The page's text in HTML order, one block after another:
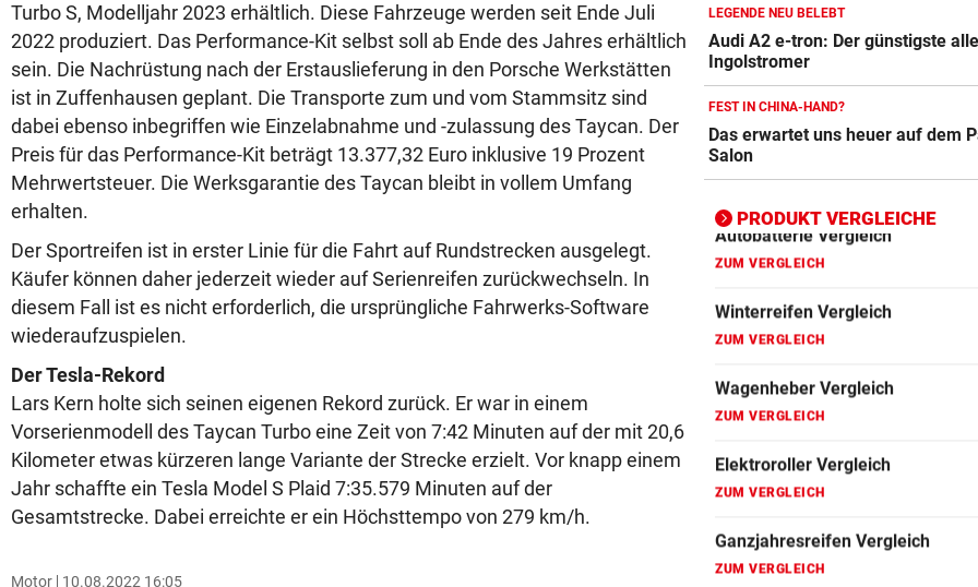
Turbo S, Modelljahr 2023 erhältlich. Diese Fahrzeuge werden seit Ende Juli
2022 produziert. Das Performance-Kit selbst soll ab Ende des Jahres erhältlich
sein. Die Nachrüstung nach der Erstauslieferung in den Porsche Werkstätten
ist in Zuffenhausen geplant. Die Transporte zum und vom Stammsitz sind
dabei ebenso inbegriffen wie Einzelabnahme und -zulassung des Taycan. Der
Preis für das Performance-Kit beträgt 13.377,32 Euro inklusive 19 Prozent
Mehrwertsteuer. Die Werksgarantie des Taycan bleibt in vollem Umfang
erhalten.
Der Sportreifen ist in erster Linie für die Fahrt auf Rundstrecken ausgelegt.
Käufer können daher jederzeit wieder auf Serienreifen zurückwechseln. In
diesem Fall ist es nicht erforderlich, die ursprüngliche Fahrwerks-Software
wiederaufzuspielen.
Der Tesla-Rekord
Lars Kern holte sich seinen eigenen Rekord zurück. Er war in einem
Vorserienmodell des Taycan Turbo eine Zeit von 7:42 Minuten auf der mit 20,6
Kilometer etwas kürzeren lange Variante der Strecke erzielt. Vor knapp einem
Jahr schaffte ein Tesla Model S Plaid 7:35.579 Minuten auf der
Gesamtstrecke. Dabei erreichte er ein Höchsttempo von 279 km/h.
Motor 10.08.2022 16:05
LEGENDE NEU BELEBT
Audi A2 e-tron: Der günstigste
Ingolstromer
FEST IN CHINA-HAND?
Das erwartet uns heuer auf dem
Salon
PRODUKT VERGLEICHE
Wagenheber Vergleich
ZUM VERGLEICH
Elektroroller Vergleich
ZUM VERGLEICH
Ganzjahresreifen Vergleich
ZUM VERGLEICH
Motorradhelm Vergleich
Schneeketten Vergleich
Autokredit Vergleich
Kompressor Vergleich